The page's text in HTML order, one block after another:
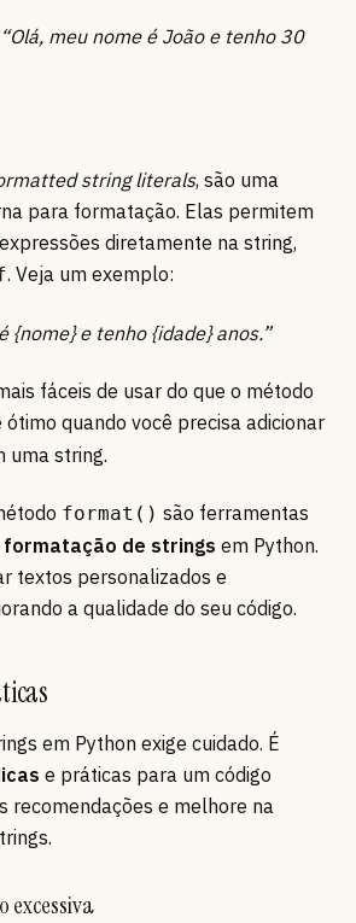
“Olá, meu nome é João e tenho 30
string literals, são uma
para formatação. Elas permitem
diretamente na string,
. Veja um exemplo:
{nome} e tenho {idade} anos.”
fáceis de usar do que o método
ótimo quando você precisa adicionar
uma string.
format() são ferramentas
formatação de strings em Python.
textos personalizados e
a qualidade do seu código.
em Python exige cuidado. É
e práticas para um código
recomendações e melhore na
excessiva